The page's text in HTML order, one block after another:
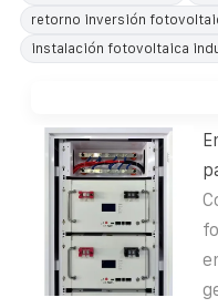
retorno inversión
instalación fotovoltaica